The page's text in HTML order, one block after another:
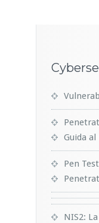
Guida
Pen
NIS2: